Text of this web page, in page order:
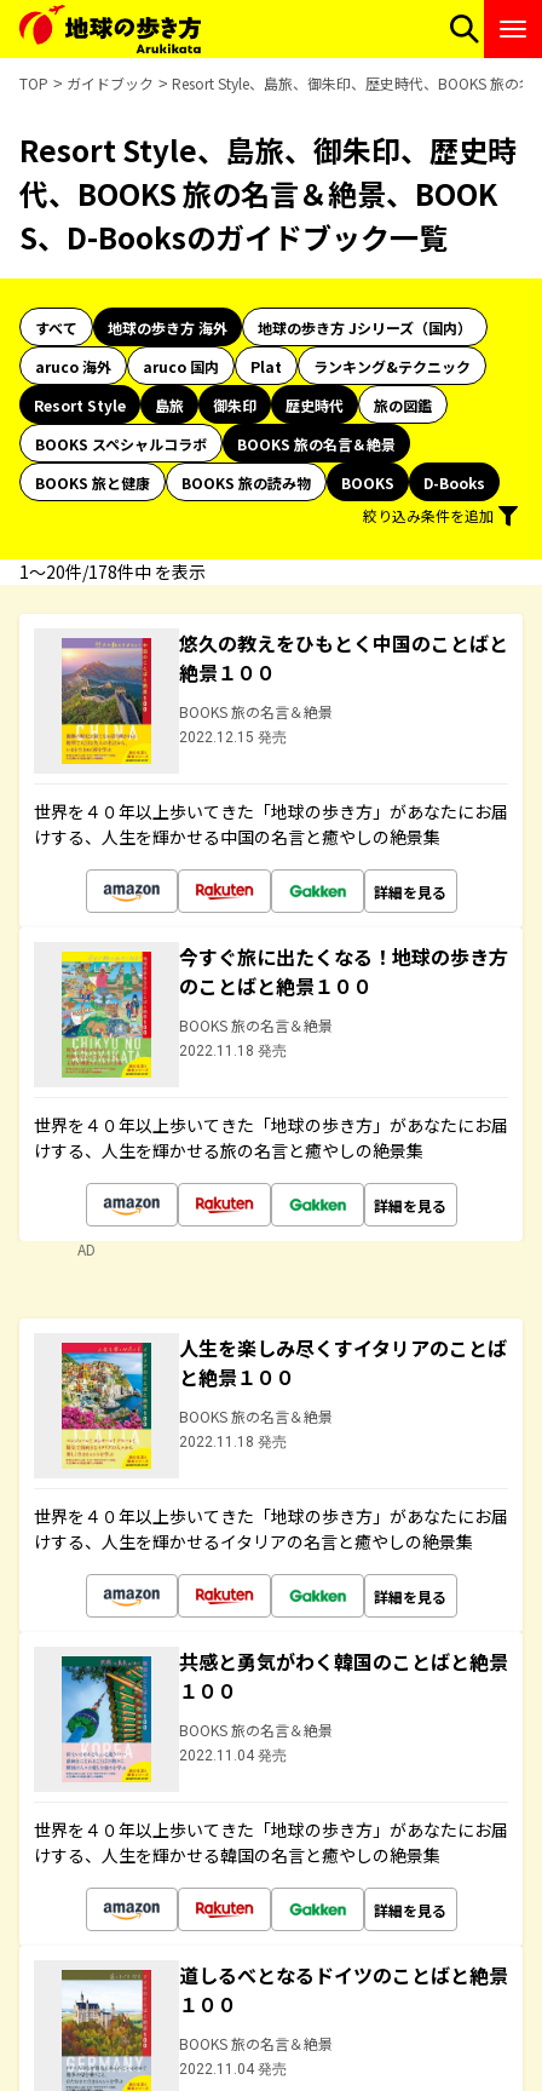
TOP ガイドブック Resort Style、島旅、御朱印、歴史時代、BOOKS 旅の
Resort Style、島旅、御朱印、歴史時
代、BOOKS 旅の名言＆絶景、BOOK
S、D-Booksのガイドブック一覧
すべて 地球の歩き方 海外
地球の歩き方 Jシリーズ（国内）
aruco 海外
aruco 国内 Plat
ランキング&テクニック
Resort Style
島旅 御朱印 歴史時代
旅の図鑑
BOOKS スペシャルコラボ
BOOKS 旅の名言＆絶景
BOOKS 旅と健康
BOOKS 旅の読み物 BOOKS
D-Books
絞り込み条件を追加
1〜20件/178件中 を表示
悠久の教えをひもとく中国のことばと
絶景１００
BOOKS 旅の名言＆絶景
2022.12.15 発売
世界を４０年以上歩いてきた「地球の歩き方」があなたにお届
けする、人生を輝かせる中国の名言と癒やしの絶景集
詳細を見る
今すぐ旅に出たくなる！地球の歩き方
のことばと絶景１００
BOOKS 旅の名言＆絶景
2022.11.18 発売
世界を４０年以上歩いてきた「地球の歩き方」があなたにお届
けする、人生を輝かせる旅の名言と癒やしの絶景集
詳細を見る
AD
人生を楽しみ尽くすイタリアのことば
と絶景１００
BOOKS 旅の名言＆絶景
2022.11.18 発売
世界を４０年以上歩いてきた「地球の歩き方」があなたにお届
けする、人生を輝かせるイタリアの名言と癒やしの絶景集
詳細を見る
共感と勇気がわく韓国のことばと絶景
１００
BOOKS 旅の名言＆絶景
2022.11.04 発売
世界を４０年以上歩いてきた「地球の歩き方」があなたにお届
けする、人生を輝かせる韓国の名言と癒やしの絶景集
詳細を見る
道しるべとなるドイツのことばと絶景
１００
BOOKS 旅の名言＆絶景
2022.11.04 発売